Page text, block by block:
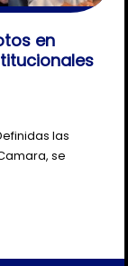
en
las
se